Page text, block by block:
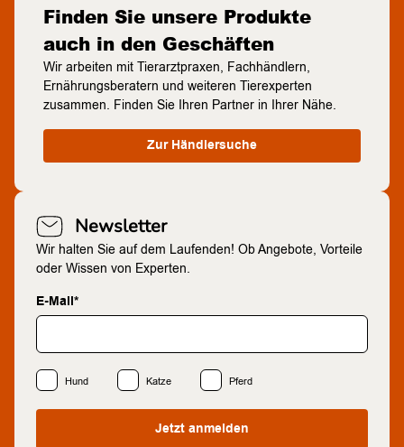
Finden Sie unsere Produkte
auch in den Geschäften
Wir arbeiten mit Tierarztpraxen, Fachhändlern,
Ernährungsberatern und weiteren Tierexperten
zusammen. Finden Sie Ihren Partner in Ihrer Nähe.
Zur Händlersuche
Newsletter
Wir halten Sie auf dem Laufenden! Ob Angebote, Vorteile
oder Wissen von Experten.
E-Mail*
Hund Katze Pferd
Jetzt anmelden